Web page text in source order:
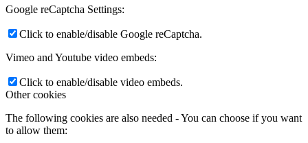
Google reCaptcha Settings:
Click to enable/disable Google reCaptcha.
Vimeo and Youtube video embeds:
Click to enable/disable video embeds.
Other cookies
The following cookies are also needed - You can choose if you want
to allow them: